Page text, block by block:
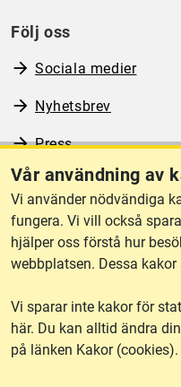
Vår användning av
Vi använder nödvändiga
fungera. Vi vill också
hjälper oss förstå hur
webbplatsen. Dessa
Vi sparar inte kakor för
här. Du kan alltid ändra
på länken Kakor (cookies).
Följ oss
Sociala medier
Nyhetsbrev
Press
RSS
Om webbplatsen
Tillgänglighet
Other languages